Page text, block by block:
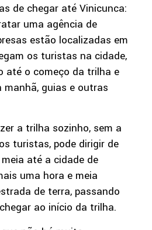
de chegar até Vinicunca:
uma agência de
estão localizadas em
os turistas na cidade,
até o começo da trilha e
guias e outras
a trilha sozinho, sem a
turistas, pode dirigir de
até a cidade de
uma hora e meia
de terra, passando
ao início da trilha.